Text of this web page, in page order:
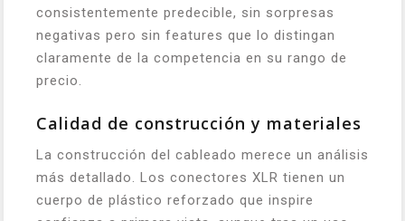
consistentemente predecible, sin sorpresas
negativas pero sin features que lo distingan
claramente de la competencia en su rango de
precio.
Calidad de construcción y materiales
La construcción del cableado merece un análisis
más detallado. Los conectores XLR tienen un
cuerpo de plástico reforzado que inspire